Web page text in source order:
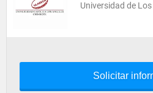
Universidad de
Solicitar